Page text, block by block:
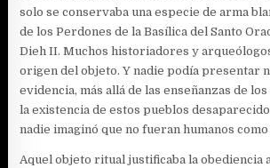
solo se conservaba una especie de arma
de los Perdones de la Basílica del Santo
Dieh II. Muchos historiadores y
origen del objeto. Y nadie podía presentar
evidencia, más allá de las enseñanzas de
la existencia de estos pueblos
nadie imaginó que no fueran humanos
Aquel objeto ritual justificaba la obediencia